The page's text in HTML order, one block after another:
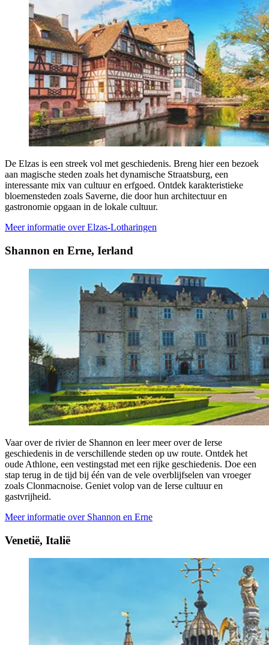
De Elzas is een streek vol met geschiedenis. Breng hier een bezoek
aan magische steden zoals het dynamische Straatsburg, een
interessante mix van cultuur en erfgoed. Ontdek karakteristieke
bloemensteden zoals Saverne, die door hun architectuur en
gastronomie opgaan in de lokale cultuur.
Meer informatie over Elzas-Lotharingen
Shannon en Erne, Ierland
Vaar over de rivier de Shannon en leer meer over de Ierse
geschiedenis in de verschillende steden op uw route. Ontdek het
oude Athlone, een vestingstad met een rijke geschiedenis. Doe een
stap terug in de tijd bij één van de vele overblijfselen van vroeger
zoals Clonmacnoise. Geniet volop van de Ierse cultuur en
gastvrijheid.
Meer informatie over Shannon en Erne
Venetië, Italië